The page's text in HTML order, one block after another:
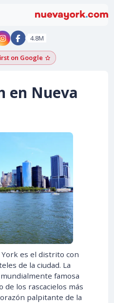
- YouTube
York - Instagram
4.8M
on GoogleAdd as a Google
en Nueva
es el distrito con
de la ciudad. La
famosa
los rascacielos más
palpitante de la